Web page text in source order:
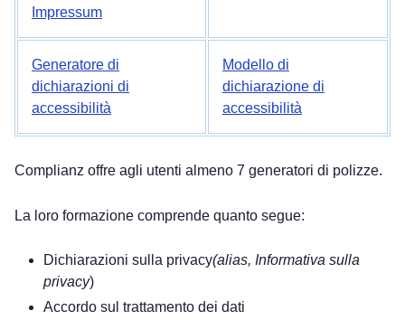
Impressum
Generatore di
dichiarazioni di
accessibilità
Modello di
dichiarazione di
accessibilità
Complianz offre agli utenti almeno 7 generatori di polizze.
La loro formazione comprende quanto segue:
Dichiarazioni sulla privacy(alias, Informativa sulla
privacy)
Accordo sul trattamento dei dati